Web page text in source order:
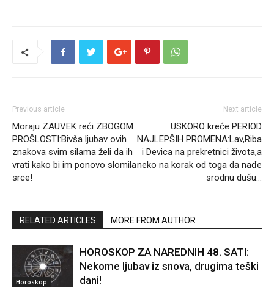
Previous article
Moraju ZAUVEK reći ZBOGOM
PROŠLOSTI:Bivša ljubav ovih
znakova svim silama želi da ih
vrati kako bi im ponovo slomila
srce!
Next article
USKORO kreće PERIOD
NAJLEPŠIH PROMENA:Lav,Riba
i Devica na prekretnici života,a
neko na korak od toga da nađe
srodnu dušu…
RELATED ARTICLES MORE FROM AUTHOR
Horoskop
HOROSKOP ZA NAREDNIH 48. SATI:
Nekome ljubav iz snova, drugima teški
dani!